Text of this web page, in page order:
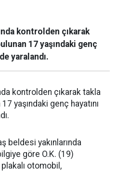
kontrolden çıkarak
17 yaşındaki genç
yaralandı.
kontrolden çıkarak takla
yaşındaki genç hayatını
beldesi yakınlarında
göre O.K. (19)
otomobil,